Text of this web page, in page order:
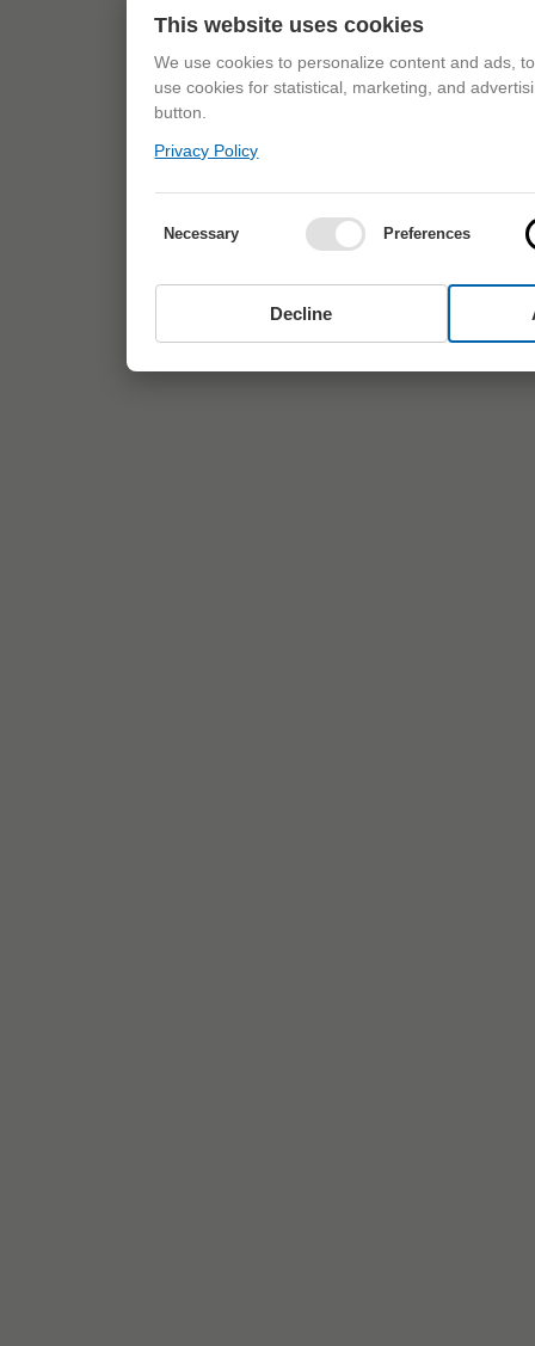
This website uses cookies
We use cookies to personalize content and ads,
use cookies for statistical, marketing, and
button.
Privacy Policy
Necessary Preferences
Decline